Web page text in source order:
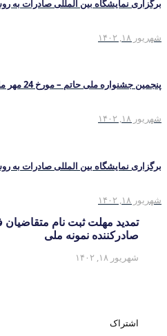
برگزاری نمایشگاه بین المللی صادرات به
شهریور ۱۸, ۱۴۰۲
پنجمین جشنواره ملی حاتم – مورخ 24 مهر ماه 1402
شهریور ۱۸, ۱۴۰۲
برگزاری نمایشگاه بین المللی صادرات به
شهریور ۱۸, ۱۴۰۲
تمدید مهلت ثبت نام متقاضیان
صادرکننده نمونه ملی
شهریور ۱۸, ۱۴۰۲
اشتراک